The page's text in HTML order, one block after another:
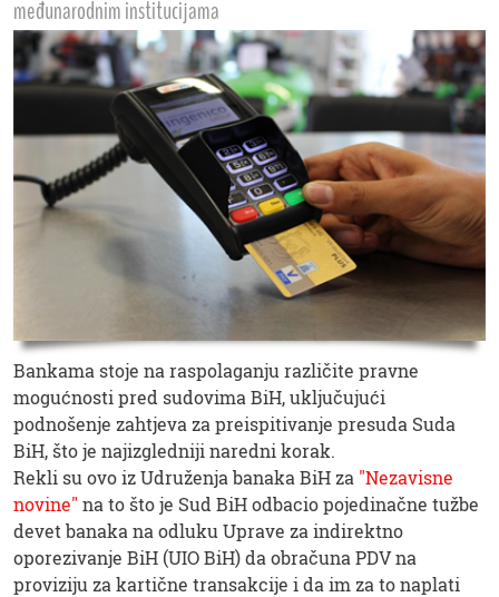
međunarodnim institucijama
Bankama stoje na raspolaganju različite pravne
mogućnosti pred sudovima BiH, uključujući
podnošenje zahtjeva za preispitivanje presuda Suda
BiH, što je najizgledniji naredni korak.
Rekli su ovo iz Udruženja banaka BiH za "Nezavisne
novine" na to što je Sud BiH odbacio pojedinačne tužbe
devet banaka na odluku Uprave za indirektno
oporezivanje BiH (UIO BiH) da obračuna PDV na
proviziju za kartične transakcije i da im za to naplati